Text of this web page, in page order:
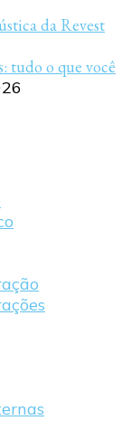
da Revest
tudo o que você